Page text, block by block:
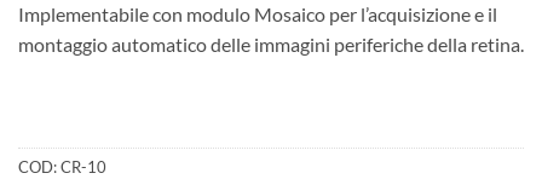
Implementabile con modulo Mosaico per l’acquisizione e il
montaggio automatico delle immagini periferiche della retina.
COD:CR-10